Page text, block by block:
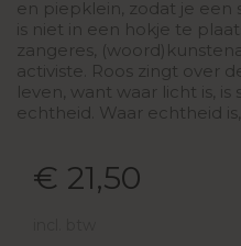
en piepklein, zodat je een
is niet in een hokje te
zangeres,
activiste. Roos zingt over
leven, want waar licht is, is
echtheid. Waar echtheid
€ 21,50